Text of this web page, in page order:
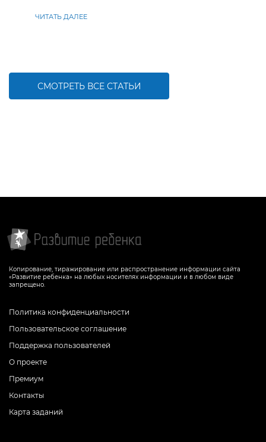
ЧИТАТЬ ДАЛЕЕ
СМОТРЕТЬ ВСЕ СТАТЬИ
Копирование, тиражирование или распространение информации сайта
«Развитие ребенка» на любых носителях информации и в любом виде
запрещено.
Политика конфиденциальности
Пользовательское соглашение
Поддержка пользователей
О проекте
Премиум
Контакты
Карта заданий